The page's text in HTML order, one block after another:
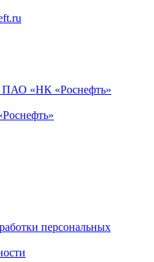
«НК «Роснефть»
персональных